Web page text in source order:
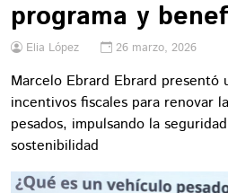
programa y
Elia López 26 marzo, 2026
Marcelo Ebrard Ebrard presentó
incentivos fiscales para renovar
pesados, impulsando la
sostenibilidad